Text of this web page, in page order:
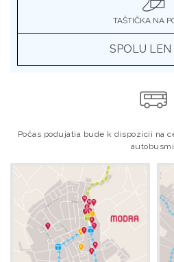
TAŠTIČKA NA
SPOLU
Počas podujatia bude k dispozícii na